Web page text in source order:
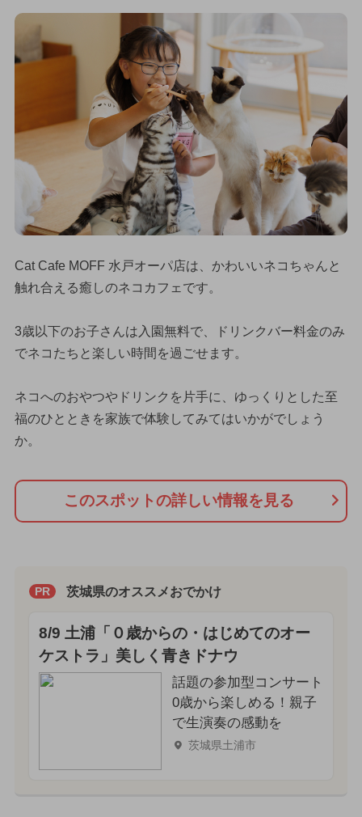
Cat Cafe MOFF 水戸オーパ店は、かわいいネコちゃんと
触れ合える癒しのネコカフェです。
3歳以下のお子さんは入園無料で、ドリンクバー料金のみ
でネコたちと楽しい時間を過ごせます。
ネコへのおやつやドリンクを片手に、ゆっくりとした至
福のひとときを家族で体験してみてはいかがでしょう
か。
このスポットの詳しい情報を見る
PR 茨城県のオススメおでかけ
8/9 土浦「０歳からの・はじめてのオー
ケストラ」美しく青きドナウ
話題の参加型コンサート
0歳から楽しめる！親子
で生演奏の感動を
茨城県土浦市